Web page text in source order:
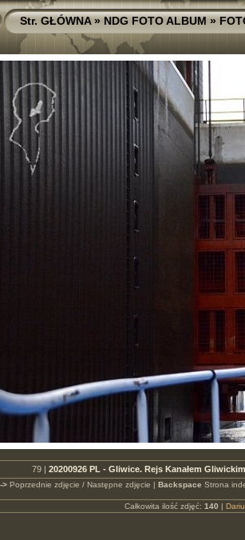
Str. GŁÓWNA»NDG FOTO ALBUM»
79 | 20200926 PL - Gliwice. Rejs Kanałem
>Poprzednie zdjęcie / Następne zdjęcie | Backspace Strona
Całkowita ilość zdjęć: 140 |